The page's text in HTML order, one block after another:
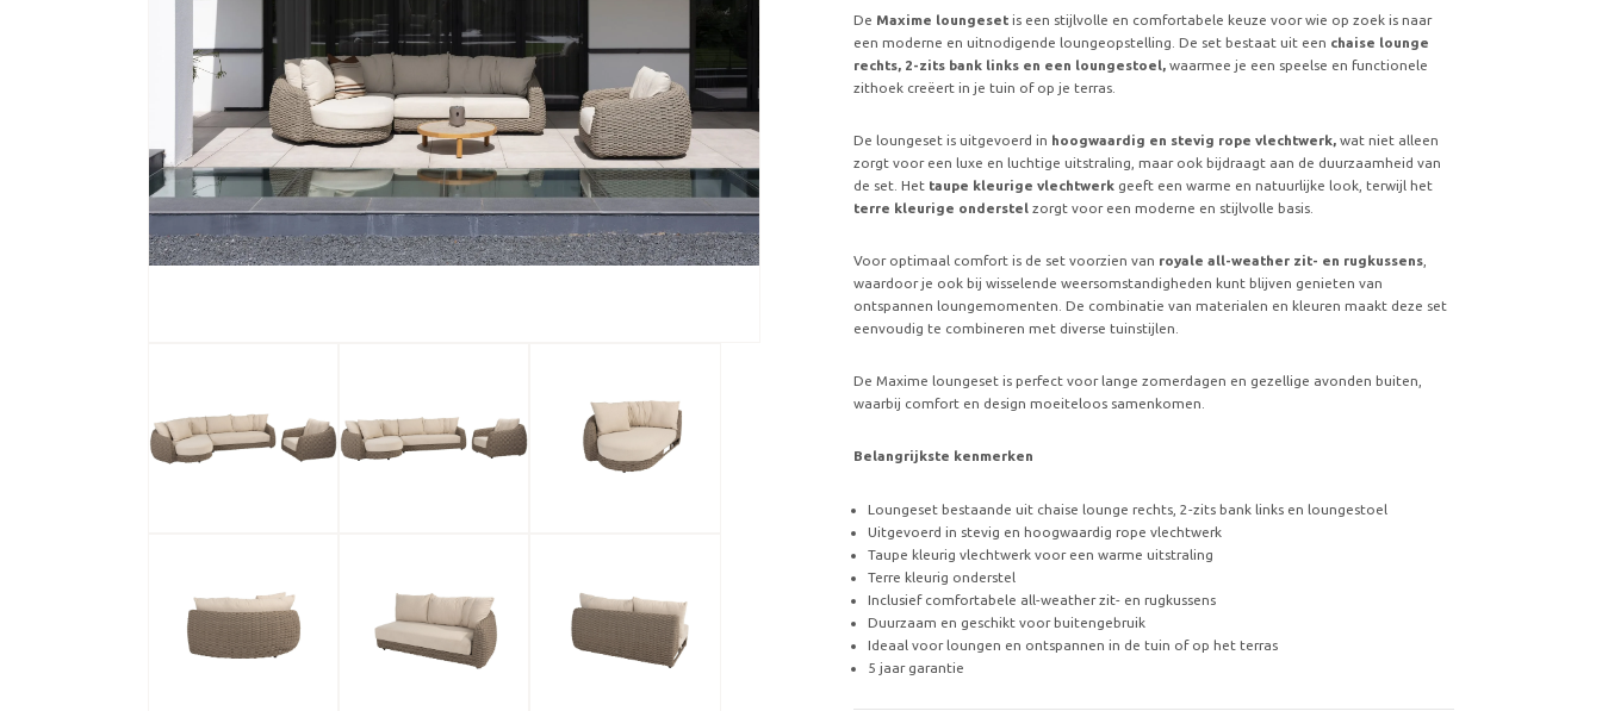
De Maxime loungeset is een stijlvolle en comfortabele keuze voor wie op zoek is naar
een moderne en uitnodigende loungeopstelling. De set bestaat uit een chaise lounge
rechts, 2-zits bank links en een loungestoel, waarmee je een speelse en functionele
zithoek creëert in je tuin of op je terras.
De loungeset is uitgevoerd in hoogwaardig en stevig rope vlechtwerk,wat niet alleen
zorgt voor een luxe en luchtige uitstraling, maar ook bijdraagt aan de duurzaamheid van
de set. Het taupe kleurige vlechtwerk geeft een warme en natuurlijke look, terwijl het
terre kleurige onderstel zorgt voor een moderne en stijlvolle basis.
Voor optimaal comfort is de set voorzien van royale all-weather zit- en rugkussens
waardoor je ook bij wisselende weersomstandigheden kunt blijven genieten van
ontspannen loungemomenten. De combinatie van materialen en kleuren maakt deze set
eenvoudig te combineren met diverse tuinstijlen.
De Maxime loungeset is perfect voor lange zomerdagen en gezellige avonden buiten,
waarbij comfort en design moeiteloos samenkomen.
Belangrijkste kenmerken
Loungeset bestaande uit chaise lounge rechts, 2-zits bank links en loungestoel
Uitgevoerd in stevig en hoogwaardig rope vlechtwerk
Taupe kleurig vlechtwerk voor een warme uitstraling
Terre kleurig onderstel
Inclusief comfortabele all-weather zit- en rugkussens
Duurzaam en geschikt voor buitengebruik
Ideaal voor loungen en ontspannen in de tuin of op het terras
5 jaar garantie